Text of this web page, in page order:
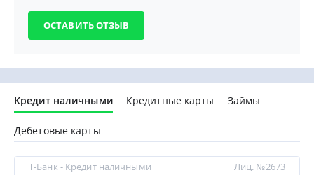
Кредит наличными Кредитные карты Займы
Дебетовые карты
Т-Банк - Кредит наличными Лиц. №2673